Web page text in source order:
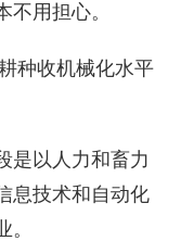
用担心。
种收机械化水平
是以人力和畜力
息技术和自动化